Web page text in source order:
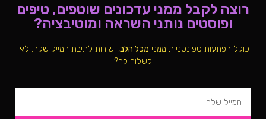
רוצה לקבל ממני עדכונים שוטפים, טיפים
ופוסטים נותני השראה ומוטיבציה?
כולל הפתעות ספונטניות ממני מכל הלב, ישירות לתיבת המייל שלך. לאן
לשלוח לך?